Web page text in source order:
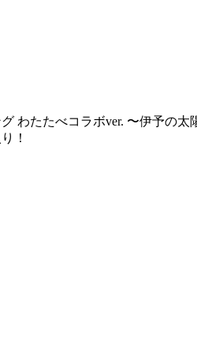
グ わたたべコラボver. 〜伊予の
！